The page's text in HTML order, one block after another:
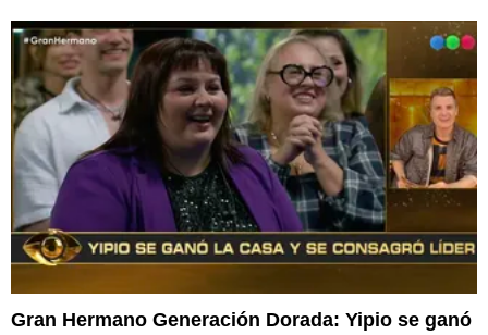
Gran Hermano Generación Dorada: Yipio se ganó